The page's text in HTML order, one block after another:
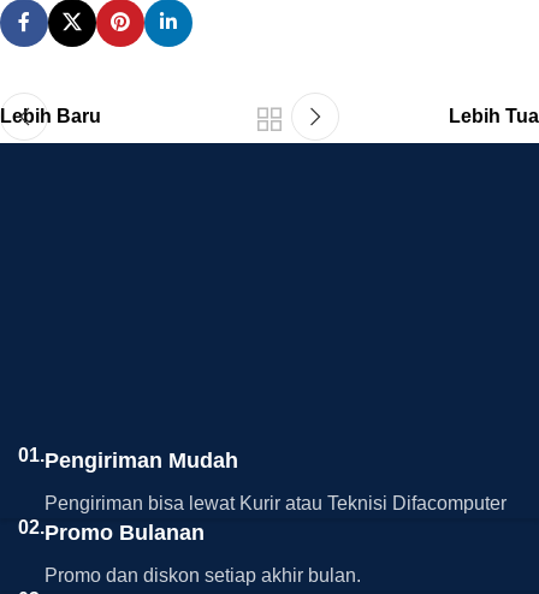
Lebih Baru Lebih Tua
01.Pengiriman Mudah
Pengiriman bisa lewat Kurir atau Teknisi Difacomputer
02.Promo Bulanan
Promo dan diskon setiap akhir bulan.